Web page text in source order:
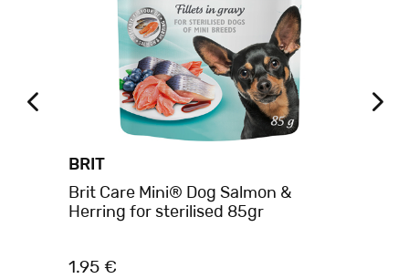
BRIT
Brit Care Mini® Dog Salmon &
Herring for sterilised 85gr
1.95 €